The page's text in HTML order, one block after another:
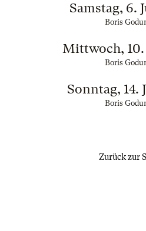
Samstag, 6.
Boris
Mittwoch, 10.
Boris
Sonntag, 14.
Boris
Zurück zur